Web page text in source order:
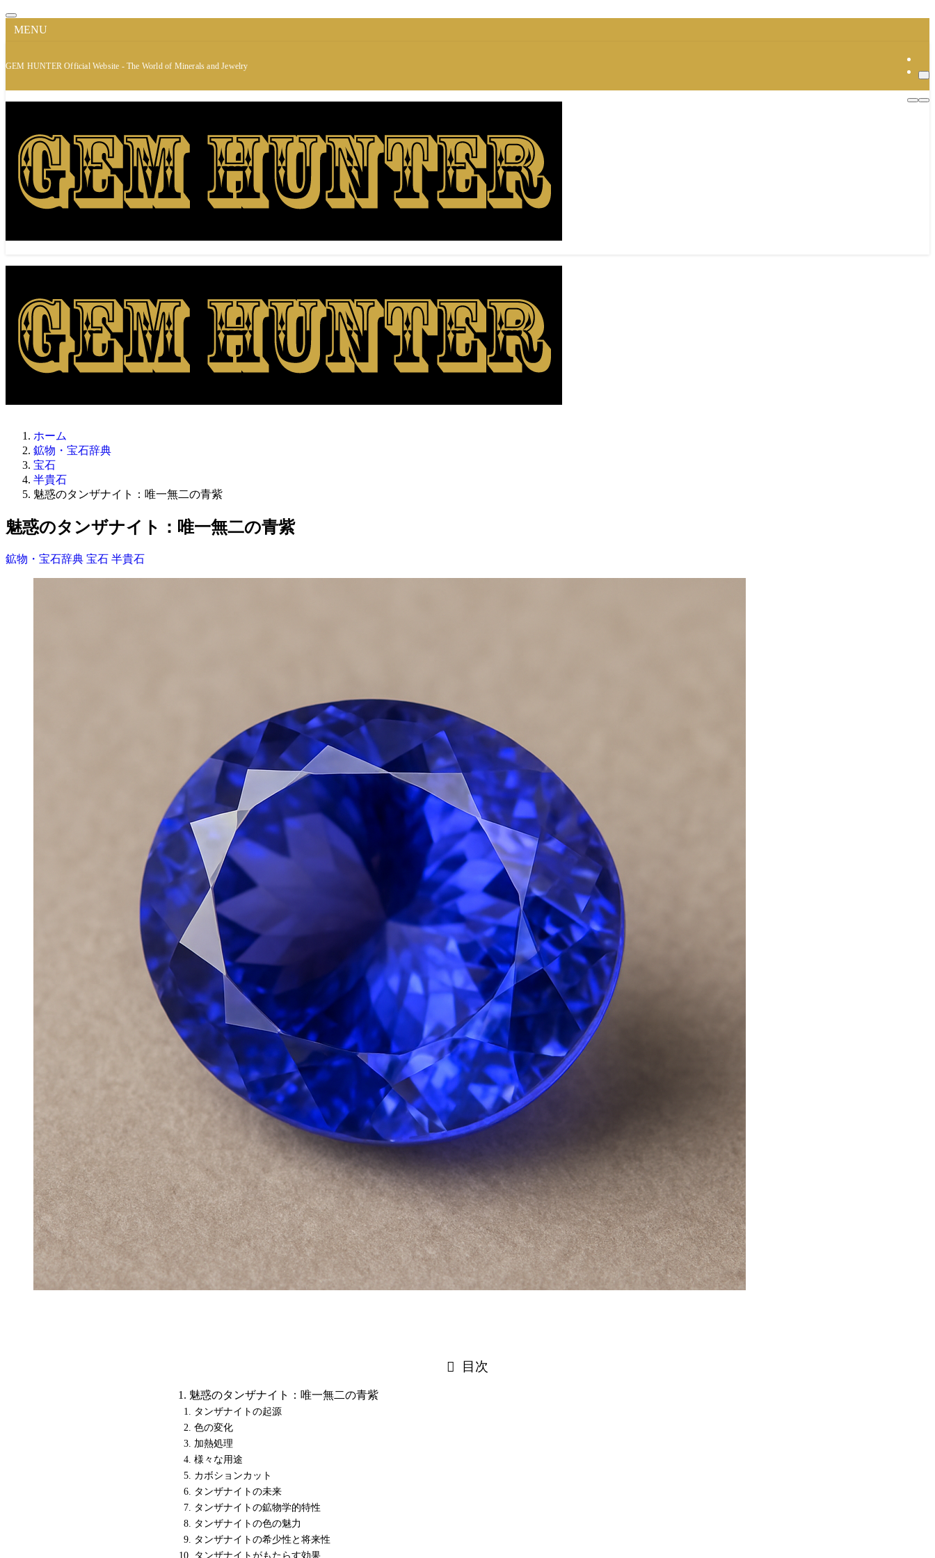
MENU
GEM HUNTER Official Website - The World of Minerals and Jewelry
ホーム
鉱物・宝石辞典
宝石
半貴石
魅惑のタンザナイト：唯一無二の青紫
魅惑のタンザナイト：唯一無二の青紫
鉱物・宝石辞典 宝石 半貴石
目次
魅惑のタンザナイト：唯一無二の青紫
タンザナイトの起源
色の変化
加熱処理
様々な用途
カボションカット
タンザナイトの未来
タンザナイトの鉱物学的特性
タンザナイトの色の魅力
タンザナイトの希少性と将来性
タンザナイトがもたらす効果